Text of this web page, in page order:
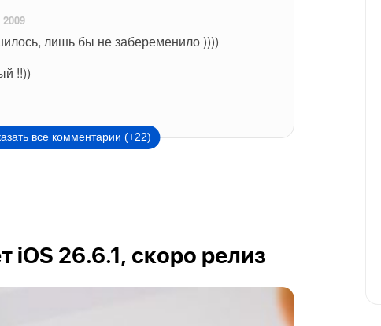
лишь бы не забеременило ))))
!!))
все комментарии (+22)
iOS 26.6.1, скоро релиз